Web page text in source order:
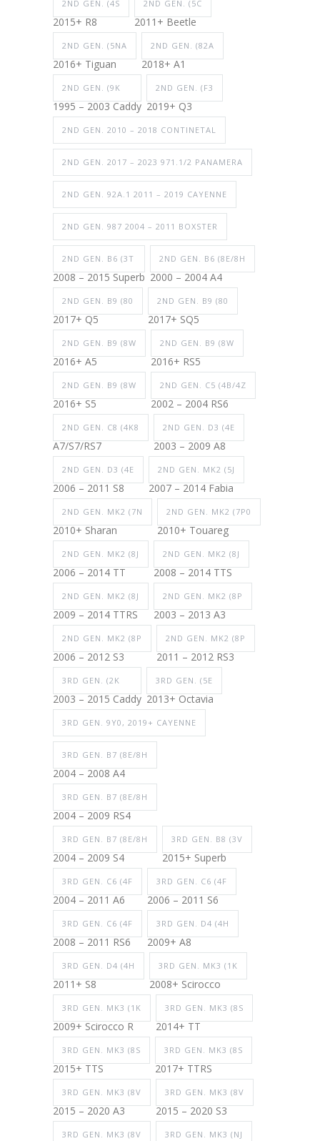
2ND GEN. (4S
2015+ R8
2ND GEN. (5C
2011+ Beetle
2ND GEN. (5NA
2016+ Tiguan
2ND GEN. (82A
2018+ A1
2ND GEN. (9K
1995 – 2003 Caddy
2ND GEN. (F3
2019+ Q3
2ND GEN. 2010 – 2018 CONTINETAL
2ND GEN. 2017 – 2023 971.1/2 PANAMERA
2ND GEN. 92A.1 2011 – 2019 CAYENNE
2ND GEN. 987 2004 – 2011 BOXSTER
2ND GEN. B6 (3T
2008 – 2015 Superb
2ND GEN. B6 (8E/8H
2000 – 2004 A4
2ND GEN. B9 (80
2017+ Q5
2ND GEN. B9 (80
2017+ SQ5
2ND GEN. B9 (8W
2016+ A5
2ND GEN. B9 (8W
2016+ RS5
2ND GEN. B9 (8W
2016+ S5
2ND GEN. C5 (4B/4Z
2002 – 2004 RS6
2ND GEN. C8 (4K8
A7/S7/RS7
2ND GEN. D3 (4E
2003 – 2009 A8
2ND GEN. D3 (4E
2006 – 2011 S8
2ND GEN. MK2 (5J
2007 – 2014 Fabia
2ND GEN. MK2 (7N
2010+ Sharan
2ND GEN. MK2 (7P0
2010+ Touareg
2ND GEN. MK2 (8J
2006 – 2014 TT
2ND GEN. MK2 (8J
2008 – 2014 TTS
2ND GEN. MK2 (8J
2009 – 2014 TTRS
2ND GEN. MK2 (8P
2003 – 2013 A3
2ND GEN. MK2 (8P
2006 – 2012 S3
2ND GEN. MK2 (8P
2011 – 2012 RS3
3RD GEN. (2K
2003 – 2015 Caddy
3RD GEN. (5E
2013+ Octavia
3RD GEN. 9Y0, 2019+ CAYENNE
3RD GEN. B7 (8E/8H
2004 – 2008 A4
3RD GEN. B7 (8E/8H
2004 – 2009 RS4
3RD GEN. B7 (8E/8H
2004 – 2009 S4
3RD GEN. B8 (3V
2015+ Superb
3RD GEN. C6 (4F
2004 – 2011 A6
3RD GEN. C6 (4F
2006 – 2011 S6
3RD GEN. C6 (4F
2008 – 2011 RS6
3RD GEN. D4 (4H
2009+ A8
3RD GEN. D4 (4H
2011+ S8
3RD GEN. MK3 (1K
2008+ Scirocco
3RD GEN. MK3 (1K
2009+ Scirocco R
3RD GEN. MK3 (8S
2014+ TT
3RD GEN. MK3 (8S
2015+ TTS
3RD GEN. MK3 (8S
2017+ TTRS
3RD GEN. MK3 (8V
2015 – 2020 A3
3RD GEN. MK3 (8V
2015 – 2020 S3
3RD GEN. MK3 (8V 3RD GEN. MK3 (NJ